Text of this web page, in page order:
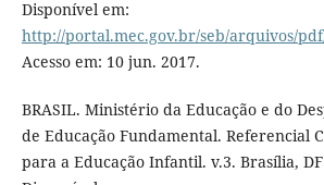
Disponível em:
http://portal.mec.gov.br/seb/arquivos/
Acesso em: 10 jun. 2017.
BRASIL. Ministério da Educação e do
de Educação Fundamental. Referencial
para a Educação Infantil. v.3. Brasília,